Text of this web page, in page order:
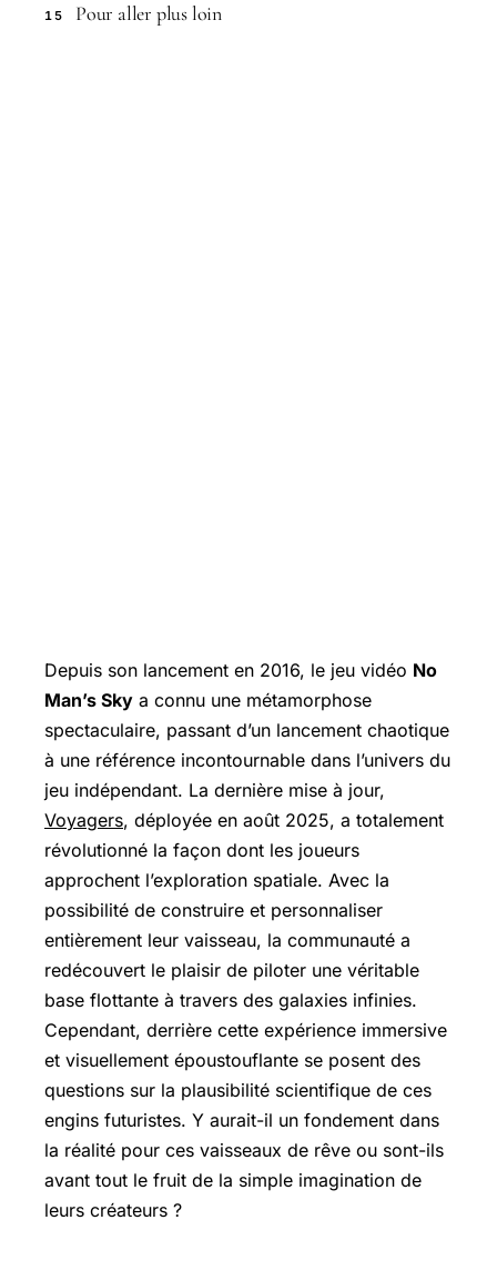
15 Pour aller plus loin
Depuis son lancement en 2016, le jeu vidéo No
Man’s Sky a connu une métamorphose
spectaculaire, passant d’un lancement chaotique
à une référence incontournable dans l’univers du
jeu indépendant. La dernière mise à jour,
Voyagers, déployée en août 2025, a totalement
révolutionné la façon dont les joueurs
approchent l’exploration spatiale. Avec la
possibilité de construire et personnaliser
entièrement leur vaisseau, la communauté a
redécouvert le plaisir de piloter une véritable
base flottante à travers des galaxies infinies.
Cependant, derrière cette expérience immersive
et visuellement époustouflante se posent des
questions sur la plausibilité scientifique de ces
engins futuristes. Y aurait-il un fondement dans
la réalité pour ces vaisseaux de rêve ou sont-ils
avant tout le fruit de la simple imagination de
leurs créateurs ?